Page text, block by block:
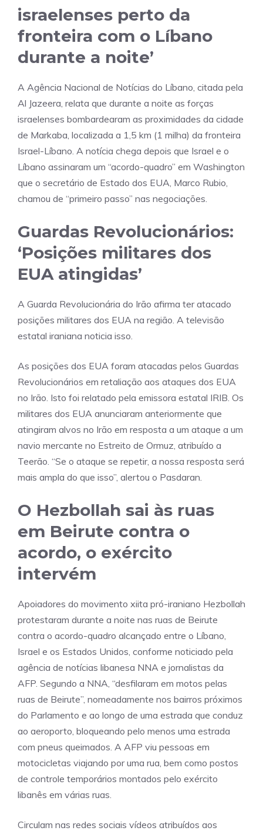
israelenses perto da
fronteira com o Líbano
durante a noite’
A Agência Nacional de Notícias do Líbano, citada pela
Al Jazeera, relata que durante a noite as forças
israelenses bombardearam as proximidades da cidade
de Markaba, localizada a 1,5 km (1 milha) da fronteira
Israel-Líbano. A notícia chega depois que Israel e o
Líbano assinaram um “acordo-quadro” em Washington
que o secretário de Estado dos EUA, Marco Rubio,
chamou de “primeiro passo” nas negociações.
Guardas Revolucionários:
‘Posições militares dos
EUA atingidas’
A Guarda Revolucionária do Irão afirma ter atacado
posições militares dos EUA na região. A televisão
estatal iraniana noticia isso.
As posições dos EUA foram atacadas pelos Guardas
Revolucionários em retaliação aos ataques dos EUA
no Irão. Isto foi relatado pela emissora estatal IRIB. Os
militares dos EUA anunciaram anteriormente que
atingiram alvos no Irão em resposta a um ataque a um
navio mercante no Estreito de Ormuz, atribuído a
Teerão. “Se o ataque se repetir, a nossa resposta será
mais ampla do que isso”, alertou o Pasdaran.
O Hezbollah sai às ruas
em Beirute contra o
acordo, o exército
intervém
Apoiadores do movimento xiita pró-iraniano Hezbollah
protestaram durante a noite nas ruas de Beirute
contra o acordo-quadro alcançado entre o Líbano,
Israel e os Estados Unidos, conforme noticiado pela
agência de notícias libanesa NNA e jornalistas da
AFP. Segundo a NNA, “desfilaram em motos pelas
ruas de Beirute”, nomeadamente nos bairros próximos
do Parlamento e ao longo de uma estrada que conduz
ao aeroporto, bloqueando pelo menos uma estrada
com pneus queimados. A AFP viu pessoas em
motocicletas viajando por uma rua, bem como postos
de controle temporários montados pelo exército
libanês em várias ruas.
Circulam nas redes sociais vídeos atribuídos aos